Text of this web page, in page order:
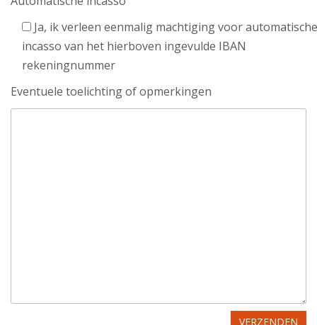
Ja, ik verleen eenmalig machtiging voor automatische
incasso van het hierboven ingevulde IBAN
rekeningnummer
Eventuele toelichting of opmerkingen